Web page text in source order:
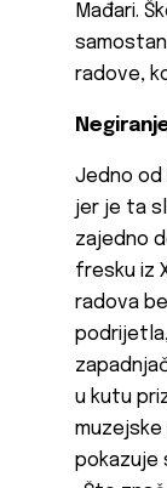
Mađari.
radove,
Jedno od
jer je ta
zajedno
fresku iz
radova
u kutu
pokazuje